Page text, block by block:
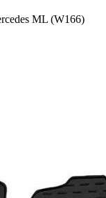
ML (W166)